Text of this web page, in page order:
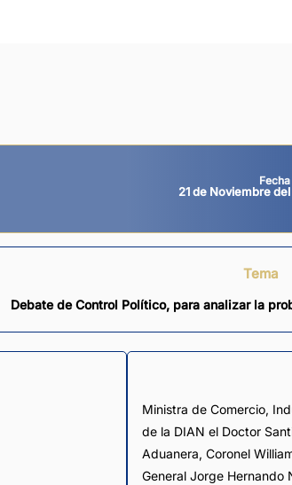
Fecha
21 de Noviembre
Tema
Debate de Control Político, para analizar la
Ministra de Comercio,
de la DIAN el Doctor
Aduanera, Coronel
General Jorge Hernando